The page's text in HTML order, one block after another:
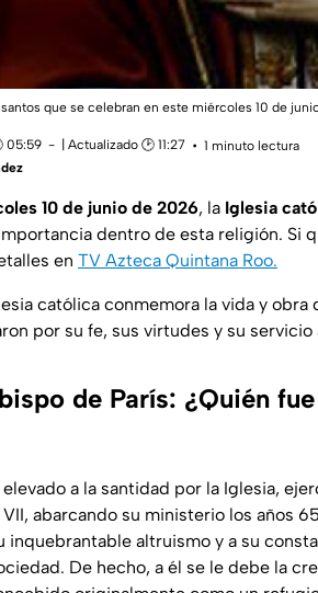
santos que se celebran en este miércoles 10 de
05:59 | Actualizado 🕑 11:27
1 minuto lectura
10 de junio de 2026, la Iglesia
dentro de esta religión. Si
en TV Azteca Quintana Roo.
católica conmemora la vida y
por su fe, sus virtudes y su servicio
de París: ¿Quién
a la santidad por la Iglesia,
abarcando su ministerio los años
inquebrantable altruismo y a su
De hecho, a él se le debe la